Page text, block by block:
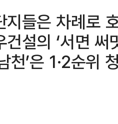
지들은 차례로
설의 ‘서면 써
천’은 1·2순